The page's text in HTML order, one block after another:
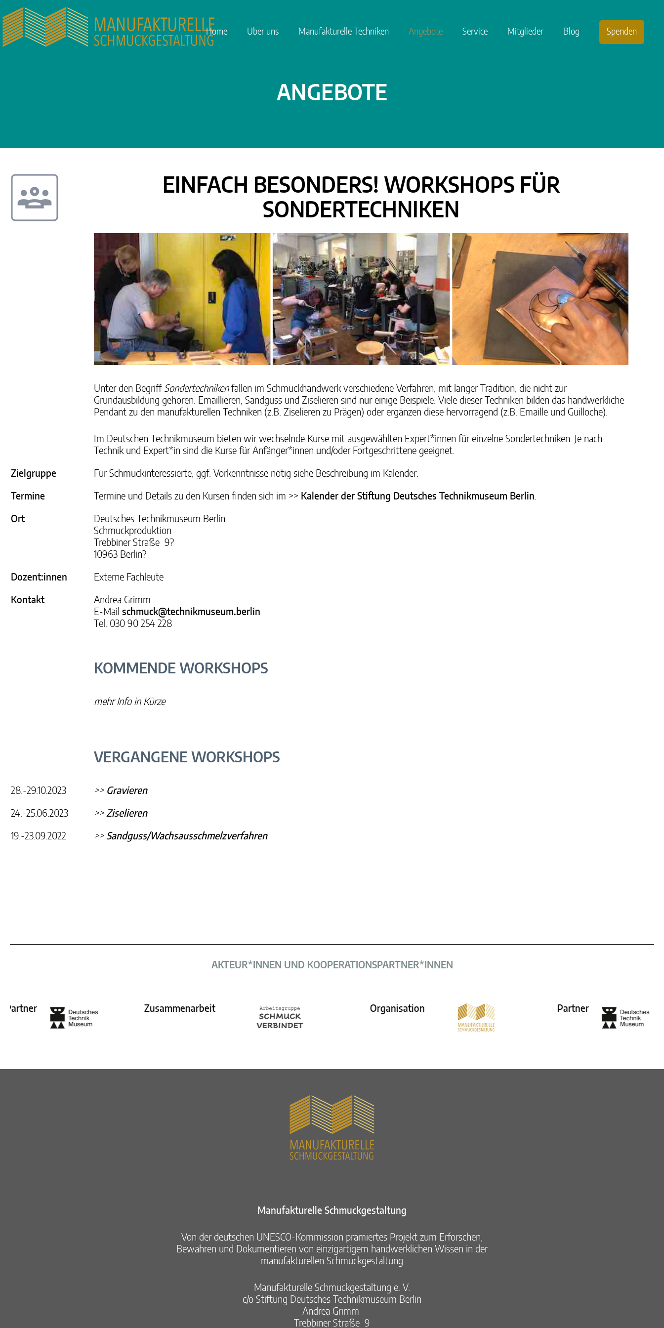
Home Über uns Manufakturelle Techniken Angebote Service Mitglieder Blog Spenden
ANGEBOTE
EINFACH BESONDERS! WORKSHOPS FÜR
SONDERTECHNIKEN
Unter den Begriff Sondertechnikenfallen im Schmuckhandwerk verschiedene Verfahren, mit langer Tradition, die nicht zur
Grundausbildung gehören. Emaillieren, Sandguss und Ziselieren sind nur einige Beispiele. Viele dieser Techniken bilden das handwerkliche
Pendant zu den manufakturellen Techniken (z.B. Ziselieren zu Prägen) oder ergänzen diese hervorragend (z.B. Emaille und Guilloche).
Im Deutschen Technikmuseum bieten wir wechselnde Kurse mit ausgewählten Expert*innen für einzelne Sondertechniken. Je nach
Technik und Expert*in sind die Kurse für Anfänger*innen und/oder Fortgeschrittene geeignet.
Zielgruppe Für Schmuckinteressierte, ggf. Vorkenntnisse nötig siehe Beschreibung im Kalender.
Termine Termine und Details zu den Kursen finden sich im >> Kalender der Stiftung Deutsches Technikmuseum Berlin.
Ort
Deutsches Technikmuseum Berlin
Schmuckproduktion
Trebbiner Straße 9?
10963 Berlin?
Dozent:innen Externe Fachleute
Kontakt
Andrea Grimm
E-Mail schmuck@technikmuseum.berlin
Tel. 030 90 254 228
KOMMENDE WORKSHOPS
mehr Info in Kürze
VERGANGENE WORKSHOPS
28.-29.10.2023 >> Gravieren
24.-25.06.2023 >> Ziselieren
19.-23.09.2022 >> Sandguss/Wachsausschmelzverfahren
AKTEUR*INNEN UND KOOPERATIONS­PARTNER*­INNEN
Zusammenarbeit Organisation Partner
Manufakturelle Schmuckgestaltung​
Von der deutschen UNESCO-Kommission prämiertes Projekt zum Erforschen,
Bewahren und Dokumentieren von ​einzigartigem handwerklichen Wissen in der
manufakturellen Schmuckgestaltung​
Manufakturelle Schmuckgestaltung e. V.​
c/o Stiftung Deutsches Technikmuseum Berlin​
Andrea Grimm ​
Trebbiner Straße 9​